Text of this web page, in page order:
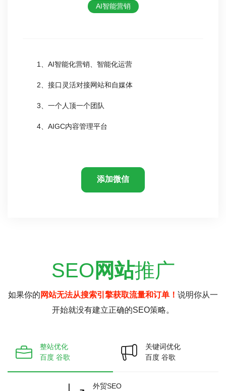
AI智能营销
1、AI智能化营销、智能化运营
2、接口灵活对接网站和自媒体
3、一个人顶一个团队
4、AIGC内容管理平台
添加微信
SEO 网站推广
如果你的 网站无法从搜索引擎获取流量和订单！ 说明你从一
开始就没有建立正确的SEO策略。
整站优化
百度 谷歌
关键词优化
百度 谷歌
外贸SEO